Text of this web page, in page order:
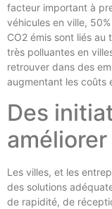
facteur important à
véhicules en ville,
CO2 émis sont liés
très polluantes en
retrouver dans des
augmentant les coûts
Des
Les villes, et les
des solutions
de rapidité, de